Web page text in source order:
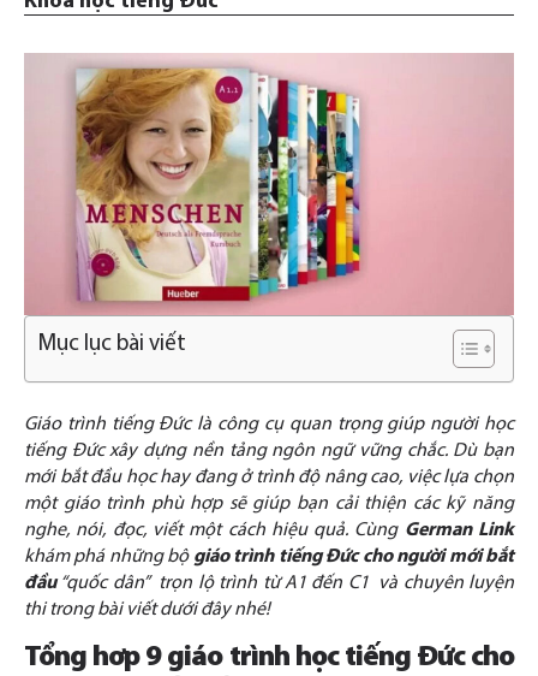
Mục lục bài viết
Giáo trình tiếng Đức là công cụ quan trọng giúp người học
tiếng Đức xây dựng nền tảng ngôn ngữ vững chắc. Dù bạn
mới bắt đầu học hay đang ở trình độ nâng cao, việc lựa chọn
một giáo trình phù hợp sẽ giúp bạn cải thiện các kỹ năng
nghe, nói, đọc, viết một cách hiệu quả. Cùng German Link
khám phá những bộ giáo trình tiếng Đức cho người mới bắt
đầu“quốc dân” trọn lộ trình từ A1 đến C1 và chuyên luyện
thi trong bài viết dưới đây nhé!
Tổng hơp 9 giáo trình học tiếng Đức cho